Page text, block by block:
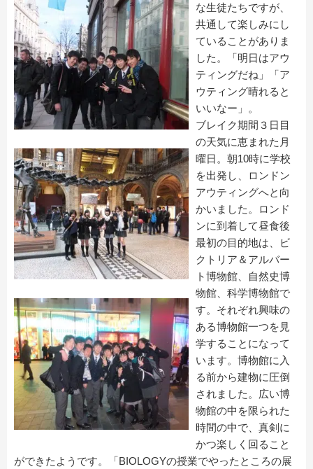
な生徒たちですが、
共通して楽しみにし
ていることがありま
した。「明日はアウ
ティングだね」「ア
ウティング晴れると
いいなー」。
ブレイク期間３日目
の天気に恵まれた月
曜日。朝10時に学校
を出発し、ロンドン
アウティングへと向
かいました。ロンド
ンに到着して昼食後
最初の目的地は、ビ
クトリア＆アルバー
ト博物館、自然史博
物館、科学博物館で
す。それぞれ興味の
ある博物館一つを見
学することになって
います。博物館に入
る前から建物に圧倒
されました。広い博
物館の中を限られた
時間の中で、真剣に
かつ楽しく回ること
ができたようです。「BIOLOGYの授業でやったところの展